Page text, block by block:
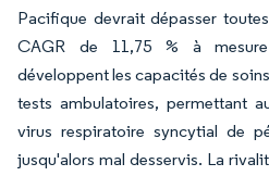
Pacifique devrait dépasser
CAGR de 11,75 % à
développent les capacités de
tests ambulatoires, permettant
virus respiratoire syncytial de
jusqu'alors mal desservis. La